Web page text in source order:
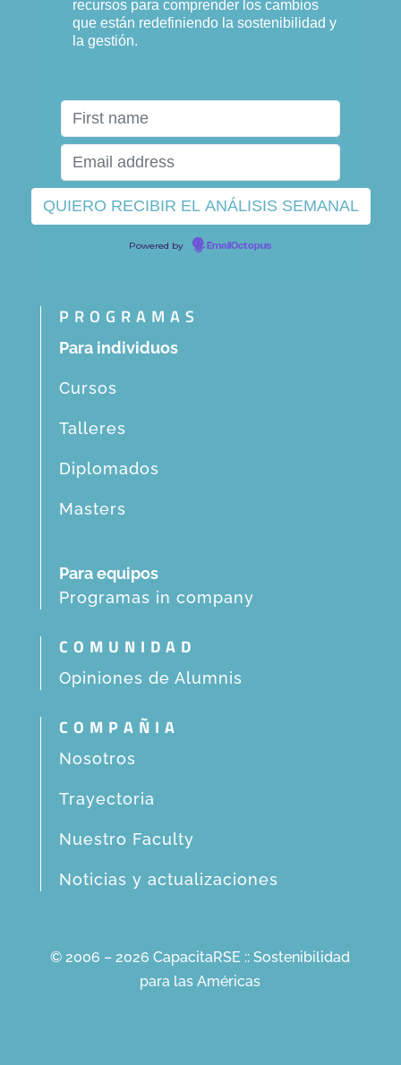
recursos para comprender los cambios
que están redefiniendo la sostenibilidad y
la gestión.
Powered by EmailOctopus
PROGRAMAS
Para individuos
Cursos
Talleres
Diplomados
Masters
Para equipos
Programas in company
COMUNIDAD
Opiniones de Alumnis
COMPAÑIA
Nosotros
Trayectoria
Nuestro Faculty
Noticias y actualizaciones
© 2006 – 2026 CapacitaRSE :: Sostenibilidad
para las Américas